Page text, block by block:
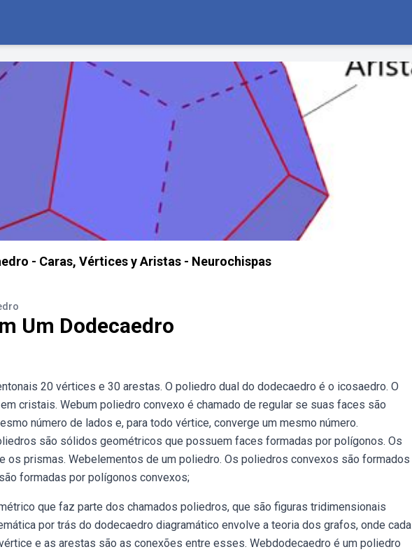
- Caras, Vértices y Aristas - Neurochispas
Um Dodecaedro
20 vértices e 30 arestas. O poliedro dual do dodecaedro é o icosaedro. O
cristais. Webum poliedro convexo é chamado de regular se suas faces são
número de lados e, para todo vértice, converge um mesmo número.
são sólidos geométricos que possuem faces formadas por polígonos. Os
os prismas. Webelementos de um poliedro. Os poliedros convexos são formados
formadas por polígonos convexos;
que faz parte dos chamados poliedros, que são figuras tridimensionais
por trás do dodecaedro diagramático envolve a teoria dos grafos, onde cada
e as arestas são as conexões entre esses. Webdodecaedro é um poliedro